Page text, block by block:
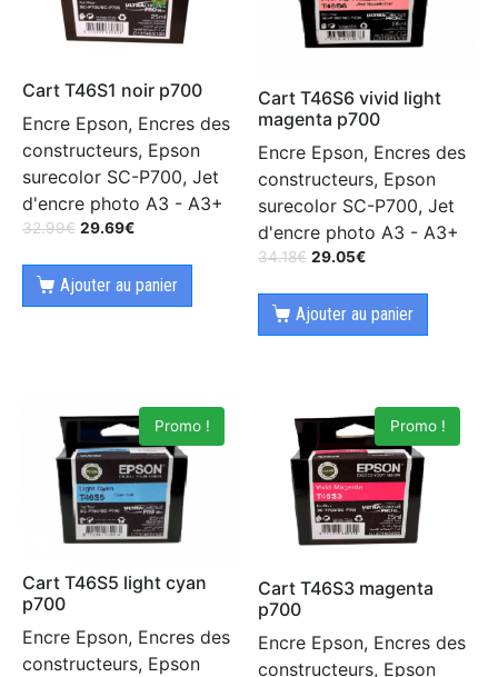
Cart T46S1 noir p700
Encre Epson, Encres des
constructeurs, Epson
surecolor SC-P700, Jet
d'encre photo A3 - A3+
32.99€ 29.69€
Ajouter au panier
Cart T46S6 vivid light
magenta p700
Encre Epson, Encres des
constructeurs, Epson
surecolor SC-P700, Jet
d'encre photo A3 - A3+
34.18€ 29.05€
Ajouter au panier
Promo !
Cart T46S5 light cyan
p700
Encre Epson, Encres des
constructeurs, Epson
Promo !
Cart T46S3 magenta
p700
Encre Epson, Encres des
constructeurs, Epson